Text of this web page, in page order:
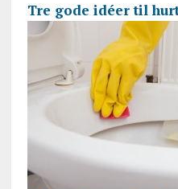
Tre gode idéer til